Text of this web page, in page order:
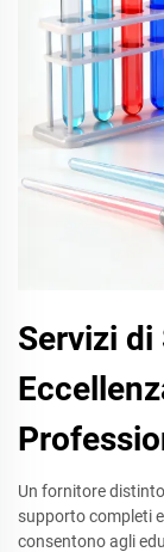
Servizi
Un fornitore
supporto completi
consentono agli